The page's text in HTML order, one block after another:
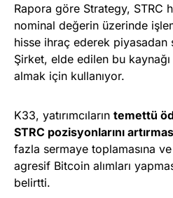
Rapora göre Strategy, STRC
nominal değerin üzerinde
hisse ihraç ederek piyasadan
Şirket, elde edilen bu
almak için kullanıyor.
K33, yatırımcıların temettü
STRC pozisyonlarını
fazla sermaye toplamasına
agresif Bitcoin alımları
belirtti.